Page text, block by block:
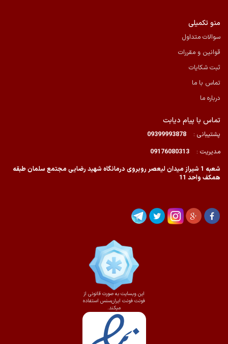
منو تکمیلی
سوالات متداول
قوانین و مقررات
ثبت شکایات
تماس با ما
درباره ما
تماس با پیام دیابت
پشتیبانی :
09399993878
مدیریت :
09176080313
شعبه 1 شیراز میدان لیعصر روبروی درمانگاه شهید رضایی مجتمع سلمان طبقه
همکف واحد 11
این وبسایت به صورت قانونی از
فونت فونت ایران‌سنس استفاده
میکند.